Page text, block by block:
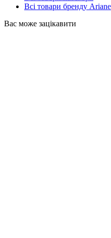
Всі товари бренду Ariane
Вас може зацікавити